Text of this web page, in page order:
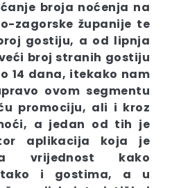
broja noćenja na
zagorske županije te
gostiju, a od lipnja
broj stranih gostiju
14 dana, itekako nam
ovom segmentu
promociju, ali i kroz
a jedan od tih je
aplikacija koja je
vrijednost kako
tako i gostima, a u